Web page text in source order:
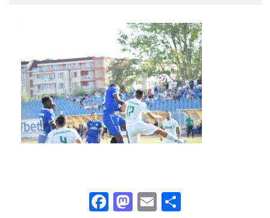
Facebook
Mastodon
Email